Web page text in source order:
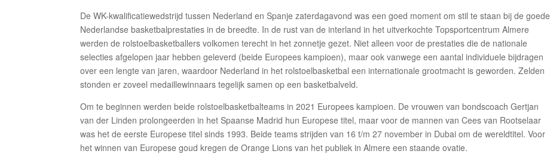
De WK-kwalificatiewedstrijd tussen Nederland en Spanje zaterdagavond was een goed moment om stil te staan bij de goede
Nederlandse basketbalprestaties in de breedte. In de rust van de interland in het uitverkochte Topsportcentrum Almere
werden de rolstoelbasketballers volkomen terecht in het zonnetje gezet. Niet alleen voor de prestaties die de nationale
selecties afgelopen jaar hebben geleverd (beide Europees kampioen), maar ook vanwege een aantal individuele bijdragen
over een lengte van jaren, waardoor Nederland in het rolstoelbasketbal een internationale grootmacht is geworden. Zelden
stonden er zoveel medaillewinnaars tegelijk samen op een basketbalveld.
Om te beginnen werden beide rolstoelbasketbalteams in 2021 Europees kampioen. De vrouwen van bondscoach Gertjan
van der Linden prolongeerden in het Spaanse Madrid hun Europese titel, maar voor de mannen van Cees van Rootselaar
was het de eerste Europese titel sinds 1993. Beide teams strijden van 16 t/m 27 november in Dubai om de wereldtitel. Voor
het winnen van Europese goud kregen de Orange Lions van het publiek in Almere een staande ovatie.